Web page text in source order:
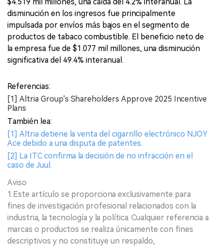
disminución en los ingresos fue principalmente
impulsada por envíos más bajos en el segmento de
productos de tabaco combustible. El beneficio neto de
la empresa fue de $1.077 mil millones, una disminución
significativa del 49.4% interanual.
Referencias:
[1] Altria Group's Shareholders Approve 2025 Incentive
Plans
También lea:
[1] Altria detiene la venta del cigarrillo electrónico NJOY
Ace debido a una disputa de patentes.
[2] La ITC confirma la decisión de no infracción en el
caso de Juul.
Aviso
1.Este artículo se proporciona exclusivamente para
fines de investigación profesional relacionados con la
industria, la tecnología y la política. Cualquier referencia a
marcas o productos se realiza únicamente con fines
descriptivos y no constituye un respaldo,